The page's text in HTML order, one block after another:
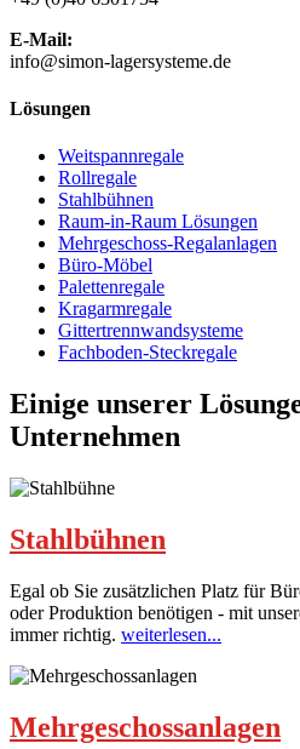
E-Mail:
info@simon-lagersysteme.de
Lösungen
Weitspannregale
Rollregale
Stahlbühnen
Raum-in-Raum Lösungen
Mehrgeschoss-Regalanlagen
Büro-Möbel
Palettenregale
Kragarmregale
Gittertrennwandsysteme
Fachboden-Steckregale
Einige unserer
Unternehmen
Stahlbühnen
Egal ob Sie zusätzlichen Platz für
oder Produktion benötigen - mit
immer richtig. weiterlesen...
Mehrgeschossanlagen